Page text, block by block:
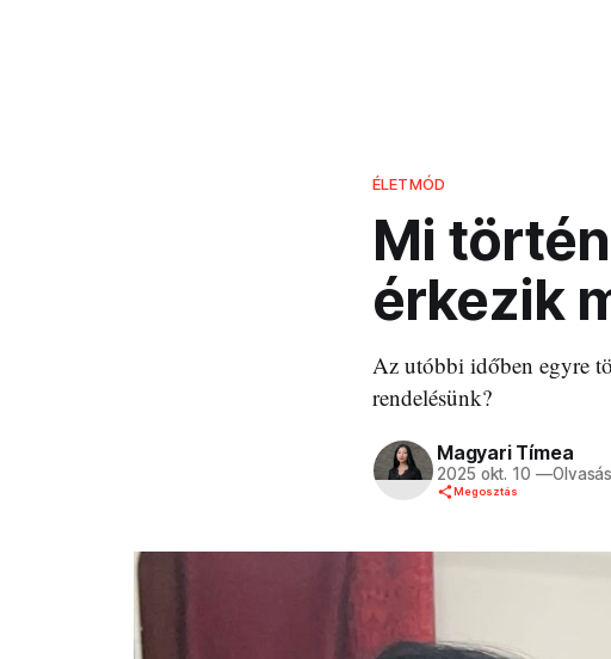
ÉLETMÓD
Mi
érkezik
Az utóbbi időben egyre
rendelésünk?
Magyari Tímea
2025 okt. 10 —
Megosztás